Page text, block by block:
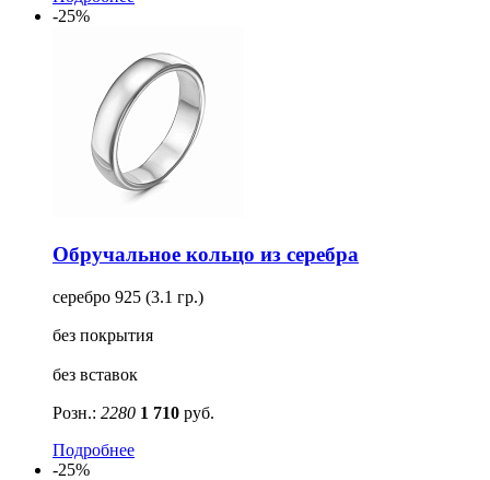
-25%
Обручальное кольцо из серебра
серебро 925 (3.1 гр.)
без покрытия
без вставок
Розн.: 2280 1 710 руб.
Подробнее
-25%